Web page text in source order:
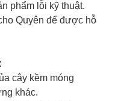
phẩm lỗi kỹ thuật.
Quyên để được hỗ
cây kềm móng
khác.